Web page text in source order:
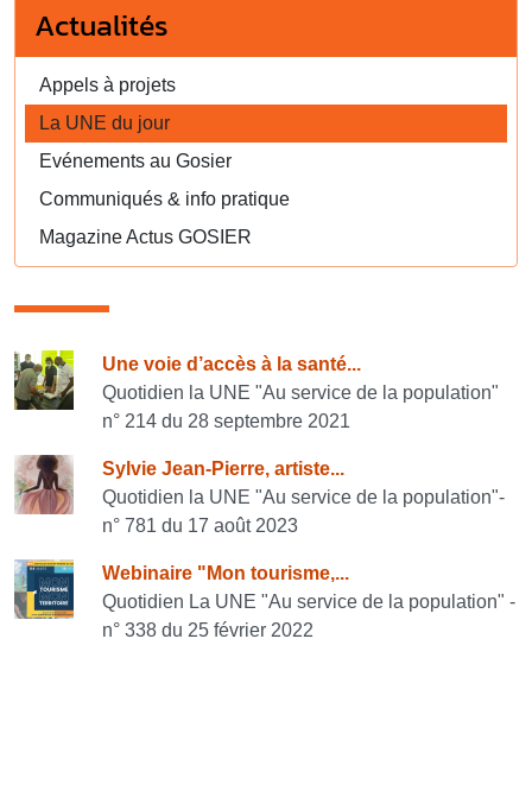
Actualités
Appels à projets
La UNE du jour
Evénements au Gosier
Communiqués & info pratique
Magazine Actus GOSIER
Consulter également
Une voie d’accès à la santé...
Quotidien la UNE "Au service de la population"
n° 214 du 28 septembre 2021
Sylvie Jean-Pierre, artiste...
Quotidien la UNE "Au service de la population"-
n° 781 du 17 août 2023
Webinaire "Mon tourisme,...
Quotidien La UNE "Au service de la population" -
n° 338 du 25 février 2022